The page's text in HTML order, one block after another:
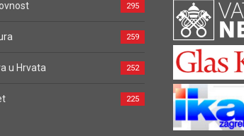
295
259
u Hrvata 252
225